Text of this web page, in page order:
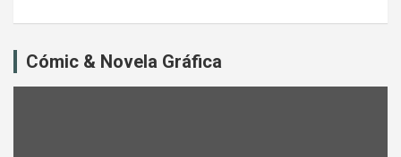
Cómic & Novela Gráfica